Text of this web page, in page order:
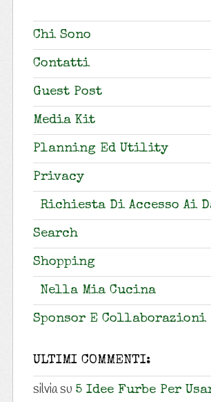
Chi Sono
Contatti
Guest Post
Media Kit
Planning Ed Utility
Privacy
Richiesta Di Accesso Ai
Search
Shopping
Nella Mia Cucina
Sponsor E Collaborazioni
ULTIMI COMMENTI:
silviasu 5 Idee Furbe Per